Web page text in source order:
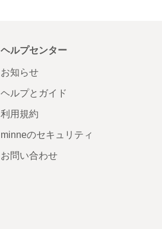
ヘルプセンター
お知らせ
ヘルプとガイド
利用規約
minneのセキュリティ
お問い合わせ